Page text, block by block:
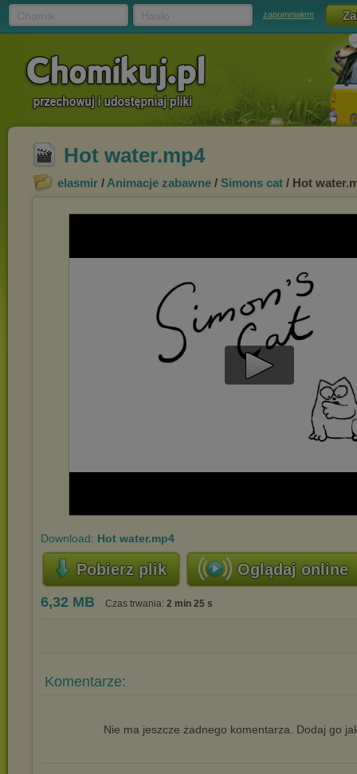
zapomniałem
Hot water.mp4
elasmir / Animacje zabawne / Simons cat / Hot
Play
Video
Download: Hot water.mp4
Pobierz plik Oglądaj online
6,32 MB Czas trwania: 2 min 25 s
Komentarze:
Nie ma jeszcze żadnego komentarza. Dodaj go